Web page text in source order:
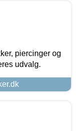
piercinger og
udvalg.